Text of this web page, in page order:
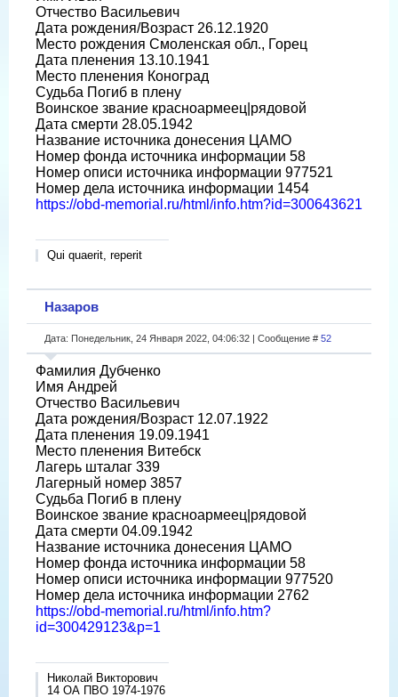
Отчество Васильевич
Дата рождения/Возраст 26.12.1920
Место рождения Смоленская обл., Горец
Дата пленения 13.10.1941
Место пленения Коноград
Судьба Погиб в плену
Воинское звание красноармеец|рядовой
Дата смерти 28.05.1942
Название источника донесения ЦАМО
Номер фонда источника информации 58
Номер описи источника информации 977521
Номер дела источника информации 1454
https://obd-memorial.ru/html/info.htm?id=300643621
Qui quaerit, reperit
Назаров
Дата: Понедельник, 24 Января 2022, 04:06:32 | Сообщение # 52
Фамилия Дубченко
Имя Андрей
Отчество Васильевич
Дата рождения/Возраст 12.07.1922
Дата пленения 19.09.1941
Место пленения Витебск
Лагерь шталаг 339
Лагерный номер 3857
Судьба Погиб в плену
Воинское звание красноармеец|рядовой
Дата смерти 04.09.1942
Название источника донесения ЦАМО
Номер фонда источника информации 58
Номер описи источника информации 977520
Номер дела источника информации 2762
https://obd-memorial.ru/html/info.htm?
id=300429123&p=1
Николай Викторович
14 ОА ПВО 1974-1976